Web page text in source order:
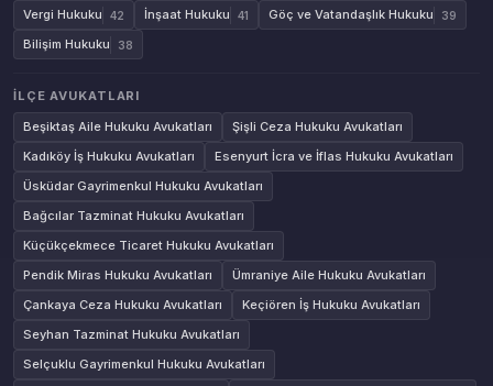
Vergi Hukuku 42 İnşaat Hukuku 41 Göç ve Vatandaşlık Hukuku 39
Bilişim Hukuku 38
İLÇE AVUKATLARI
Beşiktaş Aile Hukuku Avukatları
Şişli Ceza Hukuku Avukatları
Kadıköy İş Hukuku Avukatları
Esenyurt İcra ve İflas Hukuku Avukatları
Üsküdar Gayrimenkul Hukuku Avukatları
Bağcılar Tazminat Hukuku Avukatları
Küçükçekmece Ticaret Hukuku Avukatları
Pendik Miras Hukuku Avukatları
Ümraniye Aile Hukuku Avukatları
Çankaya Ceza Hukuku Avukatları
Keçiören İş Hukuku Avukatları
Seyhan Tazminat Hukuku Avukatları
Selçuklu Gayrimenkul Hukuku Avukatları